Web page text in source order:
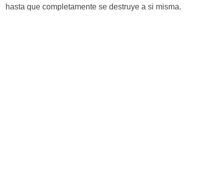
hasta que completamente se destruye a si misma.